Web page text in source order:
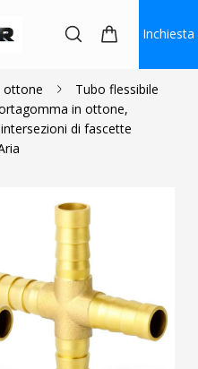
Inchiesta
ottone
Tubo flessibile
in ottone,
di fascette